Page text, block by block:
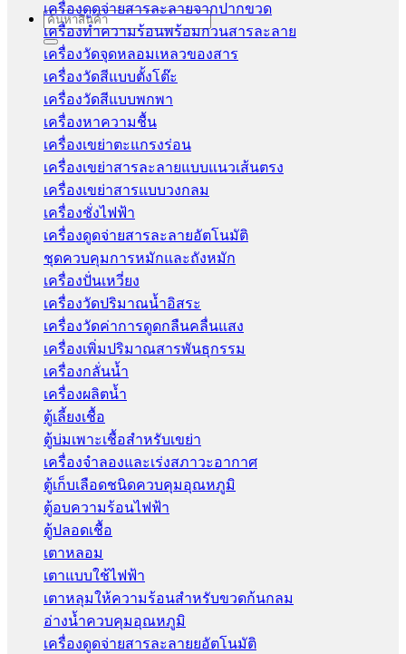
Search
for:
เครื่องดูดจ่ายสารละลายจากปากขวด
เครื่องทำความร้อนพร้อมกวนสารละลาย
เครื่องวัดจุดหลอมเหลวของสาร
เครื่องวัดสีแบบตั้งโต๊ะ
เครื่องวัดสีแบบพกพา
เครื่องหาความชื้น
เครื่องเขย่าตะแกรงร่อน
เครื่องเขย่าสารละลายแบบแนวเส้นตรง
เครื่องเขย่าสารแบบวงกลม
เครื่องชั่งไฟฟ้า
เครื่องดูดจ่ายสารละลายอัตโนมัติ
ชุดควบคุมการหมักและถังหมัก
เครื่องปั่นเหวี่ยง
เครื่องวัดปริมาณน้ำอิสระ
เครื่องวัดค่าการดูดกลืนคลื่นแสง
เครื่องเพิ่มปริมาณสารพันธุกรรม
เครื่องกลั่นน้ำ
เครื่องผลิตน้ำ
ตู้เลี้ยงเชื้อ
ตู้บ่มเพาะเชื้อสำหรับเขย่า
เครื่องจำลองและเร่งสภาวะอากาศ
ตู้เก็บเลือดชนิดควบคุมอุณหภูมิ
ตู้อบความร้อนไฟฟ้า
ตู้ปลอดเชื้อ
เตาหลอม
เตาแบบใช้ไฟฟ้า
เตาหลุมให้ความร้อนสำหรับขวดก้นกลม
อ่างน้ำควบคุมอุณหภูมิ
เครื่องดูดจ่ายสารละลายยอัตโนมัติ